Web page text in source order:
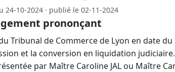
24-10-2024 · publié le 02-11-2024
prononçant
Tribunal de Commerce de Lyon en date
et la conversion en liquidation
par Maître Caroline JAL ou Maître